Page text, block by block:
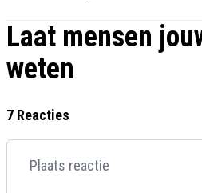
Laat mensen
weten
7 Reacties